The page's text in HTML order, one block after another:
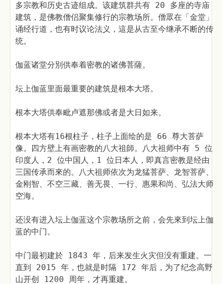
多宗教和历史古迹组成。该建筑群共有 20 多座的寺庙
建筑，是佛教僧侣聚集修行的宗教场所。僧眾在「金堂」
诵经行道，也有时议论法义，這是从古至今继承不断的传
统。
伽蓝诸堂分別供奉着密教的诸佛菩薩。
坛上伽蓝里面最重要的建筑是根本大塔。
根本大塔供奉毗卢遮那佛或者是大日如来。
根本大塔有16根柱子，柱子上面绘的是 66 尊大菩萨
像。四方壁上有画密教的八大祖師。八大祖师中有 5 位
印度人，2 位中国人，1 位日本人，即真言密教是经由
三国传承而來的。八大祖师依次为龙猛菩萨、龙智菩萨、
金刚智、不空三藏、善无畏、一行、惠果和尚、弘法大师
空海。
还没有进入坛上伽蓝这个宗教场所之前，会先來到坛上伽
蓝的中门。
中门最初建於 1843 年，后来发生火灾但没有重建。一
直到 2015 年，也就是时隔 172 年后，为了纪念高野
山开创 1200 周年，才再重建。